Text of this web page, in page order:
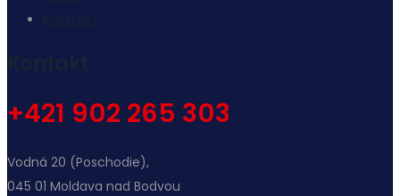
+421 902 265 303
Vodná 20 (Poschodie),
045 01 Moldava nad Bodvou